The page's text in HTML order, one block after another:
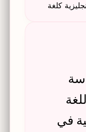
كلغة
التعليمية.
في